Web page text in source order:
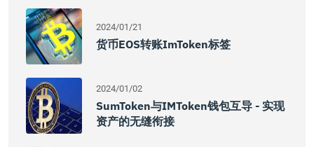
2024/01/21
货币EOS转账imToken标签
2024/01/02
SumToken与IMToken钱包互导 - 实现
资产的无缝衔接